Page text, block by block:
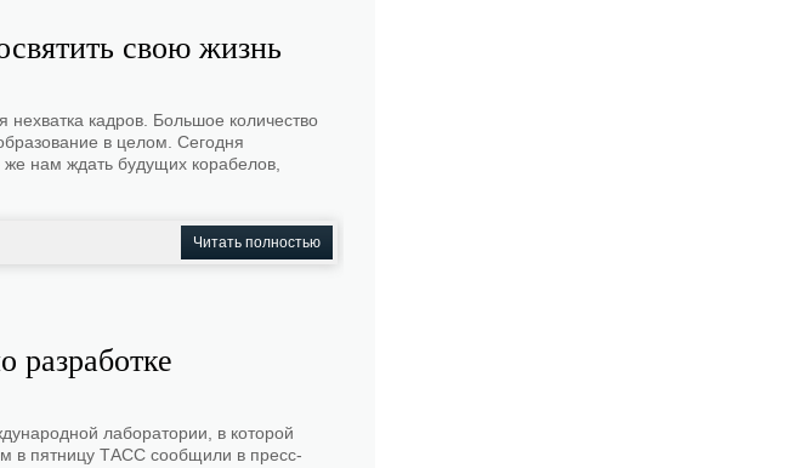
свою жизнь
кадров. Большое количество
в целом. Сегодня
же нам ждать будущих корабелов,
Читать полностью
лаборатории, в которой
в пятницу ТАСС сообщили в пресс-